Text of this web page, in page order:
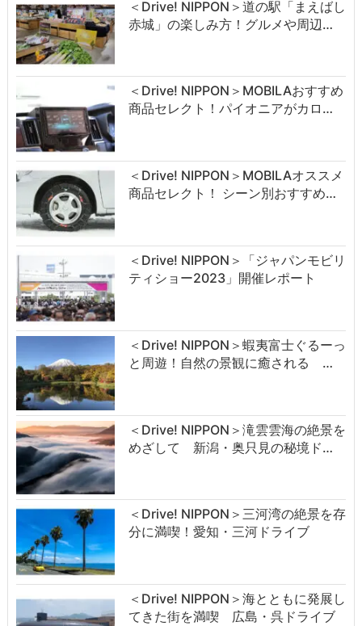
＜Drive! NIPPON＞道の駅「まえばし
赤城」の楽しみ方！グルメや周辺…
＜Drive! NIPPON＞MOBILAおすすめ
商品セレクト！パイオニアがカロ…
＜Drive! NIPPON＞MOBILAオススメ
商品セレクト！ シーン別おすすめ…
＜Drive! NIPPON＞「ジャパンモビリ
ティショー2023」開催レポート
＜Drive! NIPPON＞蝦夷富士ぐるーっ
と周遊！自然の景観に癒される …
＜Drive! NIPPON＞滝雲雲海の絶景を
めざして 新潟・奥只見の秘境ド…
＜Drive! NIPPON＞三河湾の絶景を存
分に満喫！愛知・三河ドライブ
＜Drive! NIPPON＞海とともに発展し
てきた街を満喫 広島・呉ドライブ